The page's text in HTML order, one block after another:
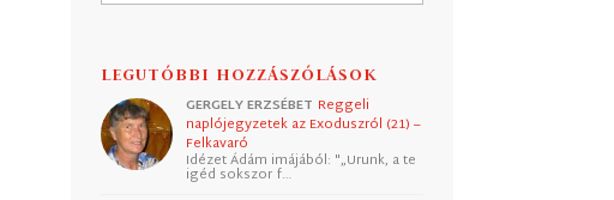
LEGUTÓBBI HOZZÁSZÓLÁSOK
GERGELY ERZSÉBET Reggeli
naplójegyzetek az Exoduszról (21) –
Felkavaró
Idézet Ádám imájából: "„Urunk, a te
igéd sokszor f…